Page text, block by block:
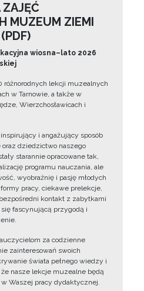
ZAJĘĆ
MUZEUM ZIEMI
wiosna–lato 2026
różnorodnych lekcji muzealnych
w Tarnowie, a także w
Wierzchosławicach i
inspirujący i angażujący sposób
dziedzictwo naszego
starannie opracowane tak,
programu nauczania, ale
wyobraźnię i pasję młodych
pracy, ciekawe prelekcje,
kontakt z zabytkami
fascynującą przygodą i
za codzienne
zainteresowań swoich
świata pełnego wiedzy i
nasze lekcje muzealne będą
Waszej pracy dydaktycznej.